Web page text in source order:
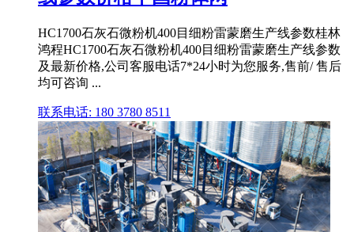
HC1700石灰石微粉机400目细粉雷蒙磨生产线参数桂林
鸿程HC1700石灰石微粉机400目细粉雷蒙磨生产线参数
及最新价格,公司客服电话7*24小时为您服务,售前/ 售后
均可咨询 ...
联系电话: 180 3780 8511